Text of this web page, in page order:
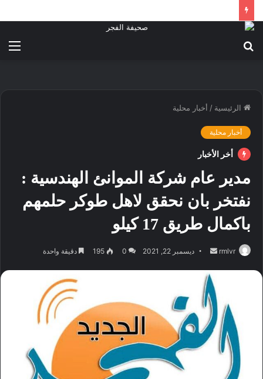
الرئيسية / أخبار محلية
أخبار محلية
أخر الأخبار
مدير عام شركة الموانئ الهندسية :
نفتخر بان نحقق لاهل طوكر حلمهم
باكمال طریق 17 کیلو
rmlvr
أرسل
إلكترونيا
ديسمبر 22, 2021 0
195 دقيقة واحدة